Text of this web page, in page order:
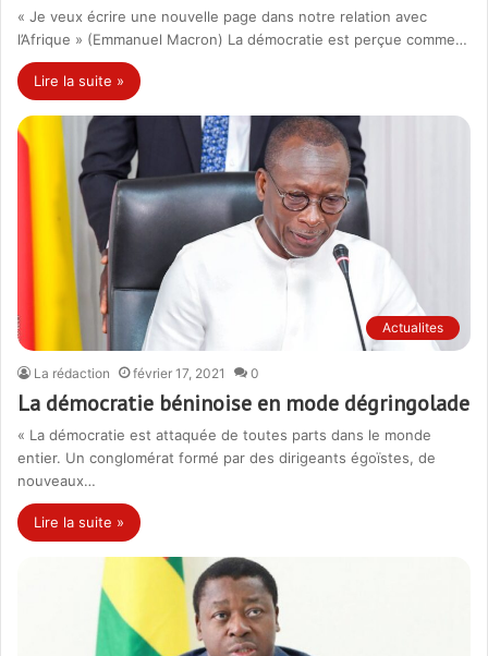
« Je veux écrire une nouvelle page dans notre relation avec
l’Afrique » (Emmanuel Macron) La démocratie est perçue comme…
Lire la suite »
Actualites
La rédaction février 17, 2021 0
La démocratie béninoise en mode dégringolade
« La démocratie est attaquée de toutes parts dans le monde
entier. Un conglomérat formé par des dirigeants égoïstes, de
nouveaux…
Lire la suite »